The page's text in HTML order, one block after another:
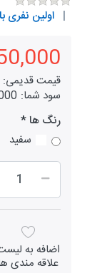
اولین نفری
150,000
قیمت قدیمی:
سود شما:
رنگ ها
سفید
اضافه به
علاقه مندی